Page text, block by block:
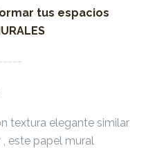
tus espacios
textura elegante similar
este papel mural